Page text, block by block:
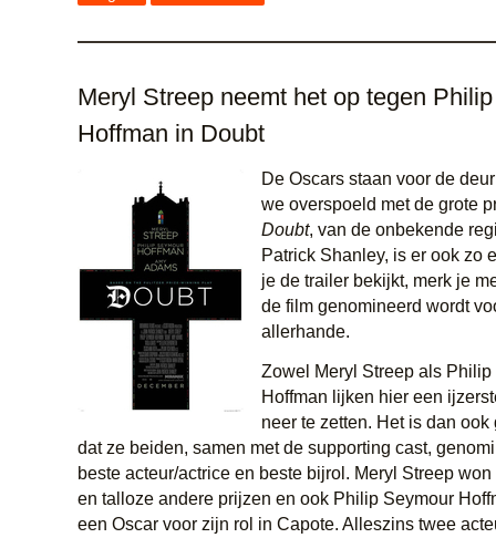
Meryl Streep neemt het op tegen
Hoffman in Doubt
De Oscars staan voor de
we overspoeld met de grote
Doubt, van de onbekende
Patrick Shanley, is er ook zo
je de trailer bekijkt, merk je
de film genomineerd wordt
allerhande.
Zowel Meryl Streep als Philip
Hoffman lijken hier een
neer te zetten. Het is dan
dat ze beiden, samen met de supporting cast,
beste acteur/actrice en beste bijrol. Meryl Streep
en talloze andere prijzen en ook Philip Seymour
een Oscar voor zijn rol in Capote. Alleszins twee